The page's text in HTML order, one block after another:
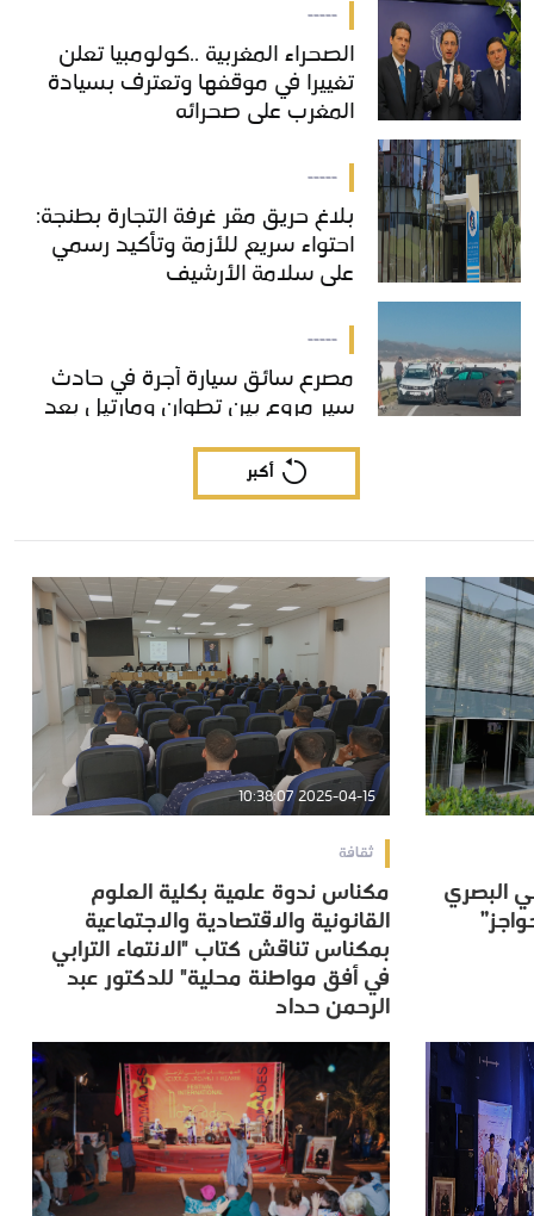
-----
الصحراء المغربية ..كولومبيا تعلن
تغييرا في موقفها وتعترف بسيادة
المغرب على صحرائه
الصحراء المغربية ..كولومبيا تعلن
تغييرا في موقفها وتعترف بسيادة
المغرب على صحرائه
-----
بلاغ حريق مقر غرفة التجارة بطنجة:
احتواء سريع للأزمة وتأكيد رسمي
على سلامة الأرشيف
بلاغ حريق مقر غرفة التجارة بطنجة:
احتواء سريع للأزمة وتأكيد رسمي
على سلامة الأرشيف
-----
مصرع سائق سيارة أجرة في حادث
سير مروع بين تطوان ومارتيل بعد
اصطدام عنيف داخل مدار طرقي.
مصرع سائق سيارة أجرة في حادث
سير مروع بين تطوان ومارتيل بعد
اصطدام عنيف داخل مدار طرقي.
أكبر
البصري
البصري
2025-04-15 10:38:07
ثقافة
مكناس ندوة علمية بكلية العلوم
القانونية والاقتصادية والاجتماعية
بمكناس تناقش كتاب "الانتماء الترابي
في أفق مواطنة محلية" للدكتور عبد
الرحمن حداد
مكناس ندوة علمية بكلية العلوم
القانونية والاقتصادية والاجتماعية
بمكناس تناقش كتاب "الانتماء الترابي
في أفق مواطنة محلية" للدكتور عبد
الرحمن حداد